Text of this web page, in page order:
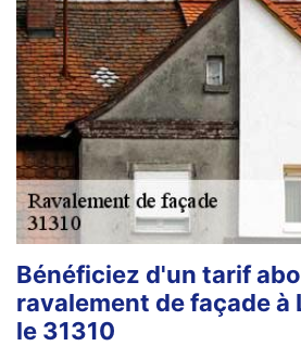
Bénéficiez d'un tarif
ravalement de façade à
le 31310